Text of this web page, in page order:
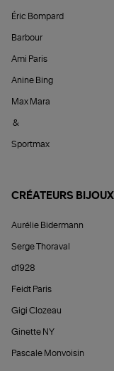
Éric Bompard
Barbour
Ami Paris
Anine Bing
Max Mara
&
Sportmax
CRÉATEURS BIJOUX
Aurélie Bidermann
Serge Thoraval
d1928
Feidt Paris
Gigi Clozeau
Ginette NY
Pascale Monvoisin